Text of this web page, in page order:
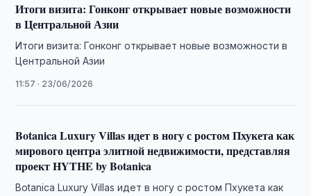
Итоги визита: Гонконг открывает новые возможности
в Центральной Азии
Итоги визита: Гонконг открывает новые возможности в
Центральной Азии
11:57 · 23/06/2026
Botanica Luxury Villas идет в ногу с ростом Пхукета как
мирового центра элитной недвижимости, представляя
проект HYTHE by Botanica
Botanica Luxury Villas идет в ногу с ростом Пхукета как